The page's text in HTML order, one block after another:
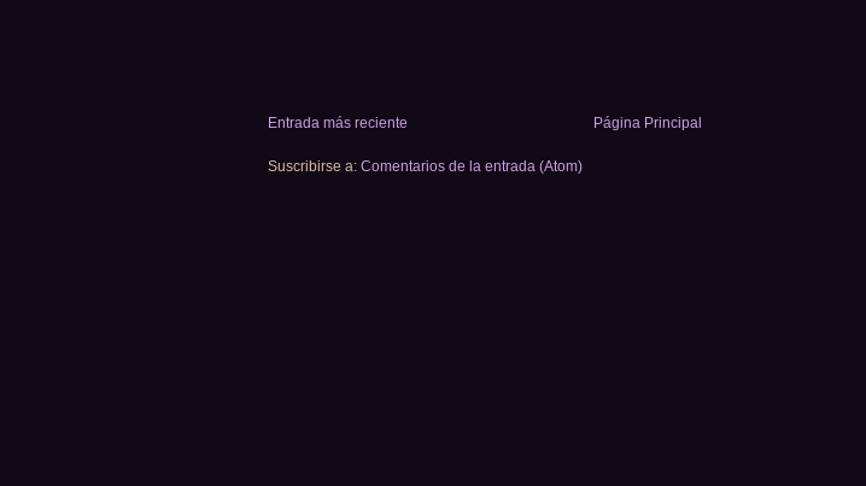
Entrada más reciente Página Principal
Suscribirse a: Comentarios de la entrada (Atom)